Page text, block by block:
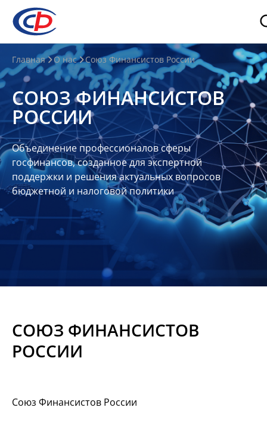
О
нас
О
СФР
Совет
Союза
Участники
Планы
отчеты
Контакты
Материалы
Главная О нас Союз Финансистов России
СОЮЗ ФИНАНСИСТОВ
РОССИИ
Объединение профессионалов сферы
госфинансов, созданное для экспертной
поддержки и решения актуальных вопросов
бюджетной и налоговой политики
СОЮЗ ФИНАНСИСТОВ
РОССИИ
Союз Финансистов России